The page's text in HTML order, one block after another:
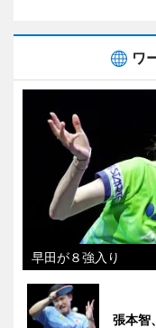
ワ
早田が８強入り
張本智